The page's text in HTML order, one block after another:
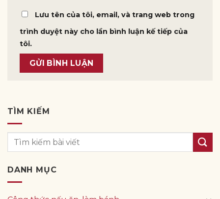
Lưu tên của tôi, email, và trang web trong
trình duyệt này cho lần bình luận kế tiếp của
tôi.
TÌM KIẾM
DANH MỤC